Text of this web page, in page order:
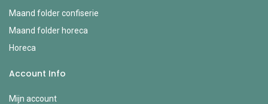
Maand folder confiserie
Maand folder horeca
Horeca
Account Info
Mijn account